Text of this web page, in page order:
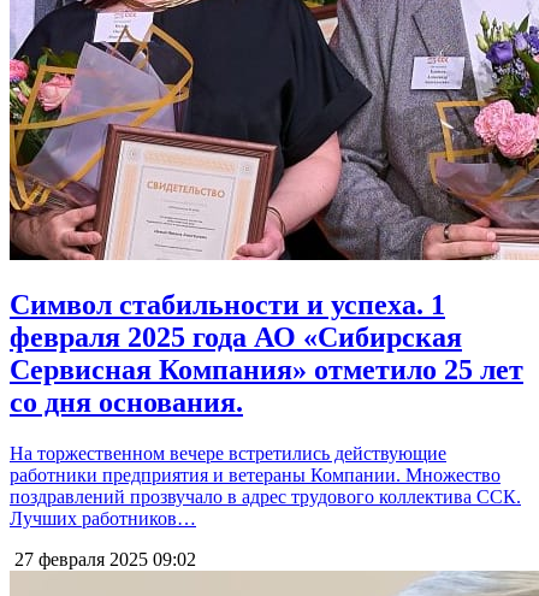
Символ стабильности и успеха. 1
февраля 2025 года АО «Сибирская
Сервисная Компания» отметило 25 лет
со дня основания.
На торжественном вечере встретились действующие
работники предприятия и ветераны Компании. Множество
поздравлений прозвучало в адрес трудового коллектива ССК.
Лучших работников…
27 февраля 2025 09:02